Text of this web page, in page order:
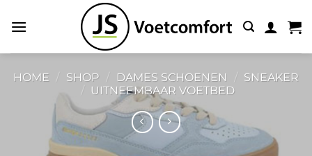
naar
HOME / SHOP / DAMES SCHOENEN / SNEAKER
/
UITNEEMBAAR VOETBED